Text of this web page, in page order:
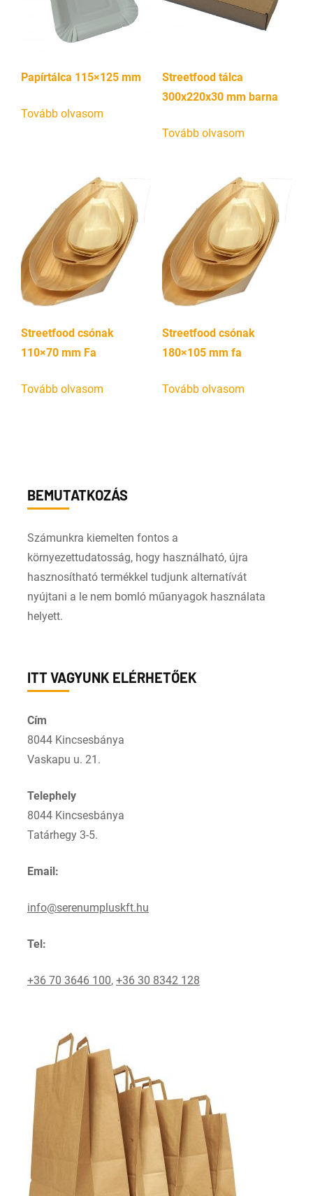
Papírtálca 115×125 mm
Tovább olvasom
Streetfood tálca
300x220x30 mm barna
Tovább olvasom
Streetfood csónak
110×70 mm Fa
Tovább olvasom
Streetfood csónak
180×105 mm fa
Tovább olvasom
BEMUTATKOZÁS
Számunkra kiemelten fontos a
környezettudatosság, hogy használható, újra
hasznosítható termékkel tudjunk alternatívát
nyújtani a le nem bomló műanyagok használata
helyett.
ITT VAGYUNK ELÉRHETŐEK
Cím
8044 Kincsesbánya
Vaskapu u. 21.
Telephely
8044 Kincsesbánya
Tatárhegy 3-5.
Email:
info@serenumpluskft.hu
Tel:
+36 70 3646 100, +36 30 8342 128